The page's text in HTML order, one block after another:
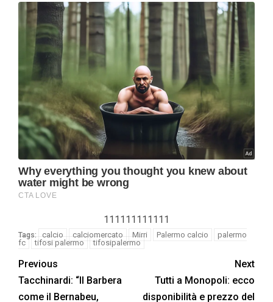
111111111111
Tags: calcio calciomercato Mirri Palermo calcio
palermo
fc
tifosi palermo tifosipalermo
Previous
Tacchinardi: “Il Barbera
come il Bernabeu,
Next
Tutti a Monopoli: ecco
disponibilità e prezzo del